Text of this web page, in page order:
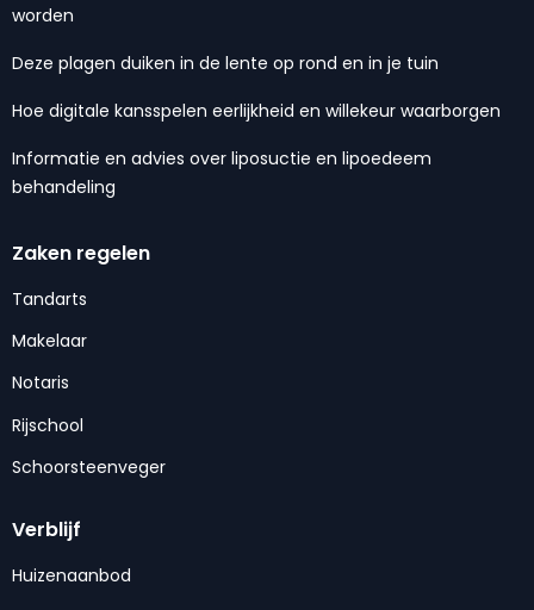
worden
Deze plagen duiken in de lente op rond en in je tuin
Hoe digitale kansspelen eerlijkheid en willekeur waarborgen
Informatie en advies over liposuctie en lipoedeem
behandeling
Zaken regelen
Tandarts
Makelaar
Notaris
Rijschool
Schoorsteenveger
Verblijf
Huizenaanbod